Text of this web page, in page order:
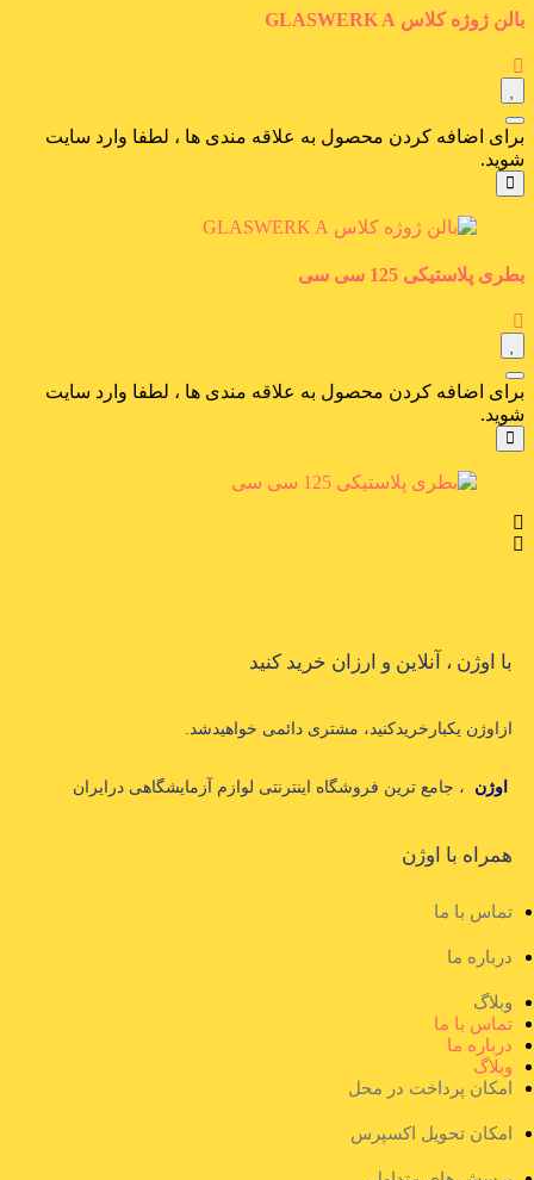
بالن ژوژه کلاس GLASWERK A
برای اضافه کردن محصول به علاقه مندی ها ، لطفا وارد سایت
شوید.
بطری پلاستیکی 125 سی سی
برای اضافه کردن محصول به علاقه مندی ها ، لطفا وارد سایت
شوید.
با اوژن ، آنلاین و ارزان خرید کنید
ازاوژن یکبارخریدکنید، مشتری دائمی خواهیدشد.
اوژن ، جامع ترین فروشگاه اینترنتی لوازم آزمایشگاهی درایران
همراه با اوژن
تماس با ما
درباره ما
وبلاگ
تماس با ما
درباره ما
وبلاگ
امکان پرداخت در محل
امکان تحویل اکسپرس